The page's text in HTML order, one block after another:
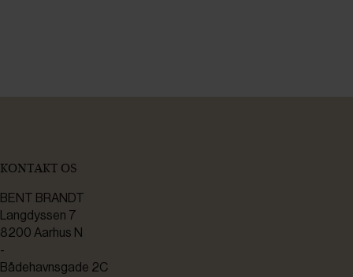
KONTAKT OS
BENT BRANDT
Langdyssen 7
8200 Aarhus N
-
Bådehavnsgade 2C